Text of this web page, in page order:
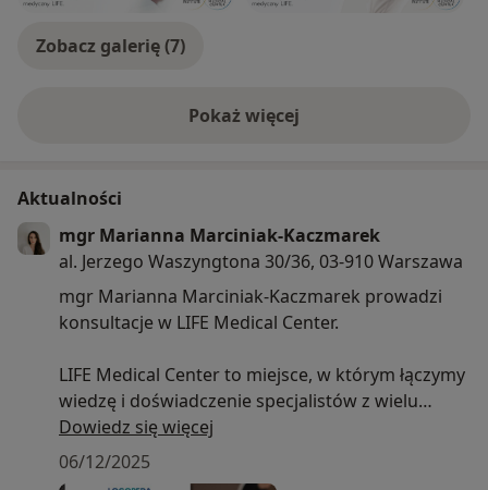
Zobacz galerię (7)
Pokaż więcejo doświadczeniu
Aktualności
mgr Marianna Marciniak-Kaczmarek
al. Jerzego Waszyngtona 30/36, 03-910 Warszawa
mgr Marianna Marciniak-Kaczmarek prowadzi
konsultacje w LIFE Medical Center.
LIFE Medical Center to miejsce, w którym łączymy
wiedzę i doświadczenie specjalistów z wielu
dziedzin medycyny, tworząc kompleksowy,
interdyscyplinarny model opieki zdrowotnej.
Wierzymy, że zdrowie to harmonia ciała i umysłu –
Dowiedz się więcej
06/12/2025